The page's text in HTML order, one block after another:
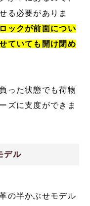
る必要がありま
ロックが前面につい
ていても開け閉め
った状態でも荷物
ズに支度ができま
デル
の半かぶせモデル